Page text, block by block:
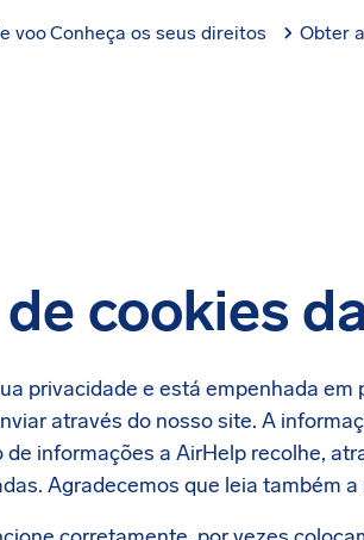
vooConheça os seus direitos Obter
cookies
privacidade e está empenhada
através do nosso site. A
informações a AirHelp recolhe,
Agradecemos que leia também a